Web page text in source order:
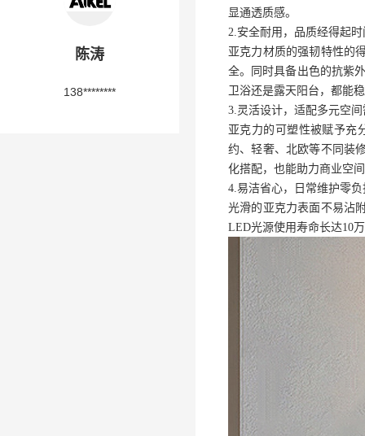
陈涛
138********
显通透质感。
2.安全耐用，品质经得起
亚克力材质的强韧特性的
全。同时具备出色的抗紫
卫浴还是露天阳台，都能
3.灵活设计，适配多元空间
亚克力的可塑性被赋予充
约、轻奢、北欧等不同装
化搭配，也能助力商业空
4.易洁省心，日常维护零负
光滑的亚克力表面不易沾
LED光源使用寿命长达10